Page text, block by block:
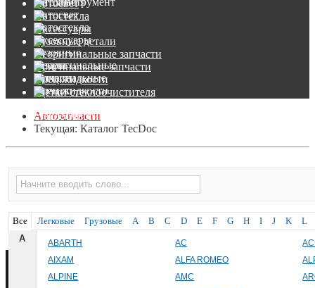
Автосвет
Автостекла
Аксессуары
Кузовные детали
Неоригинальные запчасти
Оригинальные запчасти
Спец.жидкости
Щетки стеклоочистителя
Автозапчасти
Текущая: Каталог TecDoc
Все Легковые Грузовые A B C D E F G H I J K
L
A
ABARTH AC
AIXAM
ALFA ROMEO
ALPINE
AMC